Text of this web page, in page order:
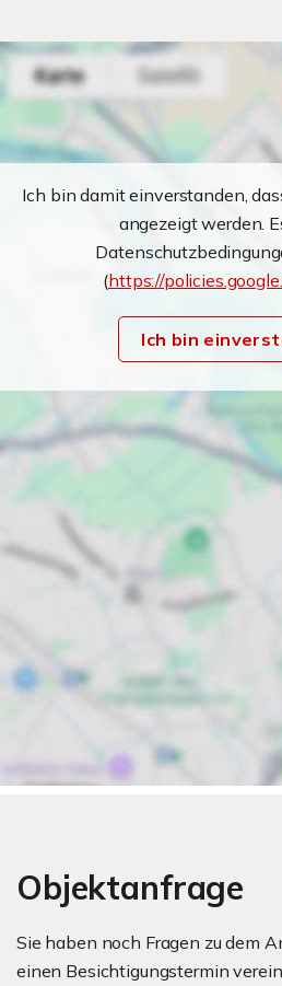
Ich bin damit einverstanden,
angezeigt werden.
(https://
Ich bin
Objektanfrage
Sie haben noch Fragen zu dem
einen Besichtigungstermin